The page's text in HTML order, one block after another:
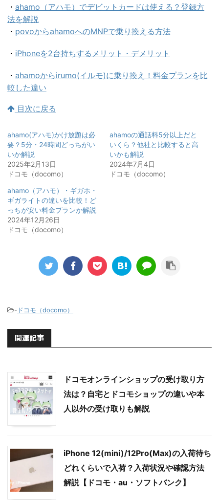
・ ahamo（アハモ）でデビットカードは使える？登録方
法を解説
・ povoからahamoへのMNPで乗り換える方法
・ iPhoneを2台持ちするメリット・デメリット
・ ahamoからirumo(イルモ)に乗り換え！料金プランを比
較した違い
目次に戻る
ahamo(アハモ)かけ放題は必
要？5分・24時間どっちがい
いか解説
2025年2月13日
ドコモ（docomo）
ahamoの通話料5分以上だと
いくら？他社と比較すると高
いかも解説
2024年7月4日
ドコモ（docomo）
ahamo（アハモ）・ギガホ・
ギガライトの違いを比較！ど
っちが安い料金プランか解説
2024年12月26日
ドコモ（docomo）
- ドコモ（docomo）
関連記事
ドコモオンラインショップの受け取り方
法は？自宅とドコモショップの違いや本
人以外の受け取りも解説
iPhone 12(mini)/12Pro(Max)の入荷待ち
どれくらいで入荷？入荷状況や確認方法
解説【ドコモ・au・ソフトバンク】